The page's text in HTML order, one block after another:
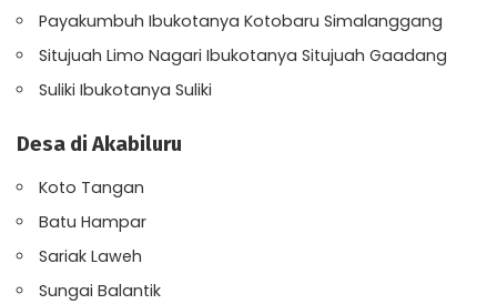
Payakumbuh Ibukotanya Kotobaru Simalanggang
Situjuah Limo Nagari Ibukotanya Situjuah Gaadang
Suliki Ibukotanya Suliki
Desa di Akabiluru
Koto Tangan
Batu Hampar
Sariak Laweh
Sungai Balantik